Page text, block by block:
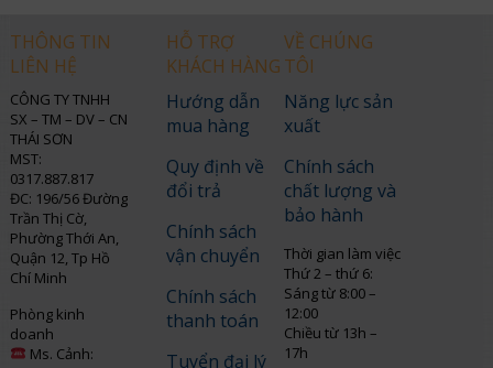
THÔNG TIN
LIÊN HỆ
CÔNG TY TNHH
SX – TM – DV – CN
THÁI SƠN
MST:
0317.887.817
ĐC: 196/56 Đường
Trần Thị Cờ,
Phường Thới An,
Quận 12, Tp Hồ
Chí Minh
Phòng kinh
doanh
Ms. Cảnh:
HỖ TRỢ
KHÁCH HÀNG
Hướng dẫn
mua hàng
Quy định về
đổi trả
Chính sách
vận chuyển
Chính sách
thanh toán
Tuyển đại lý
VỀ CHÚNG
TÔI
Năng lực sản
xuất
Chính sách
chất lượng và
bảo hành
Thời gian làm việc
Thứ 2 – thứ 6:
Sáng từ 8:00 –
12:00
Chiều từ 13h –
17h